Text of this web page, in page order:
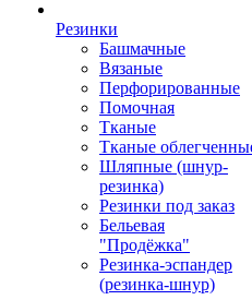
Резинки
Башмачные
Вязаные
Перфорированные
Помочная
Тканые
Тканые
Шляпные (шнур-
резинка)
Резинки под заказ
Бельевая
"Продёжка"
Резинка-эспандер
(резинка-шнур)